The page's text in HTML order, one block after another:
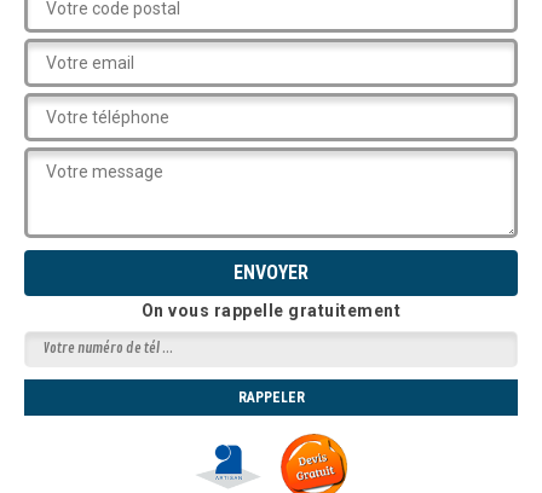
On vous rappelle gratuitement